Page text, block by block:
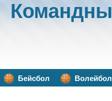
Бейсбол Волейбол